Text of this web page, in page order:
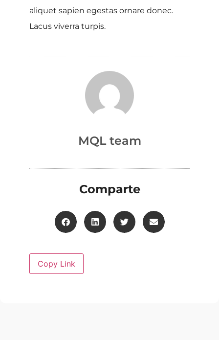
aliquet sapien egestas ornare donec.
Lacus viverra turpis.
MQL team
Comparte